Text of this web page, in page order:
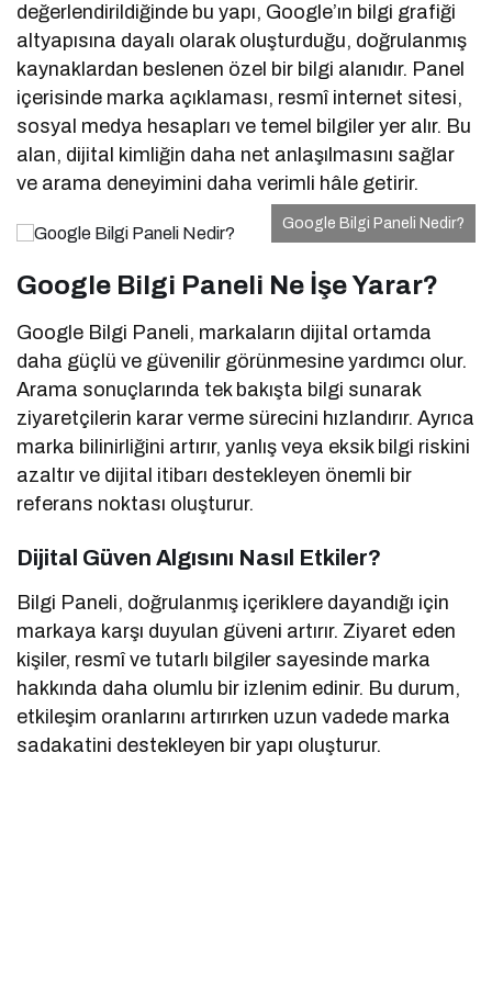
değerlendirildiğinde bu yapı, Google’ın bilgi grafiği
altyapısına dayalı olarak oluşturduğu, doğrulanmış
kaynaklardan beslenen özel bir bilgi alanıdır. Panel
içerisinde marka açıklaması, resmî internet sitesi,
sosyal medya hesapları ve temel bilgiler yer alır. Bu
alan, dijital kimliğin daha net anlaşılmasını sağlar
ve arama deneyimini daha verimli hâle getirir.
Google Bilgi Paneli Nedir?
Google Bilgi Paneli Ne İşe Yarar?
Google Bilgi Paneli, markaların dijital ortamda
daha güçlü ve güvenilir görünmesine yardımcı olur.
Arama sonuçlarında tek bakışta bilgi sunarak
ziyaretçilerin karar verme sürecini hızlandırır. Ayrıca
marka bilinirliğini artırır, yanlış veya eksik bilgi riskini
azaltır ve dijital itibarı destekleyen önemli bir
referans noktası oluşturur.
Dijital Güven Algısını Nasıl Etkiler?
Bilgi Paneli, doğrulanmış içeriklere dayandığı için
markaya karşı duyulan güveni artırır. Ziyaret eden
kişiler, resmî ve tutarlı bilgiler sayesinde marka
hakkında daha olumlu bir izlenim edinir. Bu durum,
etkileşim oranlarını artırırken uzun vadede marka
sadakatini destekleyen bir yapı oluşturur.